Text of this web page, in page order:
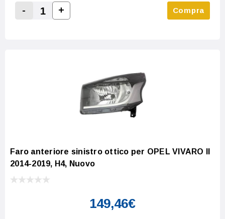
Decrease Quantity:
-
Increase Quantity:
+ Compra
Faro anteriore sinistro ottico per OPEL VIVARO II
2014-2019, H4, Nuovo
149,46€